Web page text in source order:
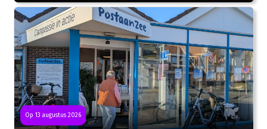
Op 13 augustus 2026